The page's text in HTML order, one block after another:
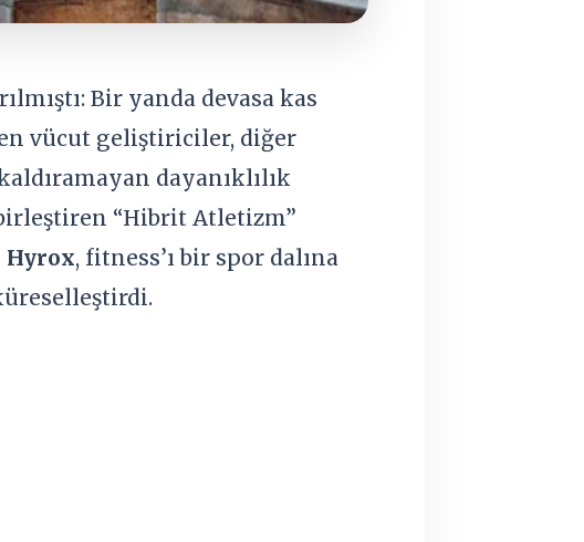
Bir yanda devasa kas
vücut geliştiriciler, diğer
dayanıklılık
“Hibrit Atletizm”
Hyrox, fitness’ı bir spor dalına